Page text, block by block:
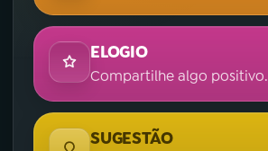
ELOGIO
Compartilhe algo positivo.
SUGESTÃO